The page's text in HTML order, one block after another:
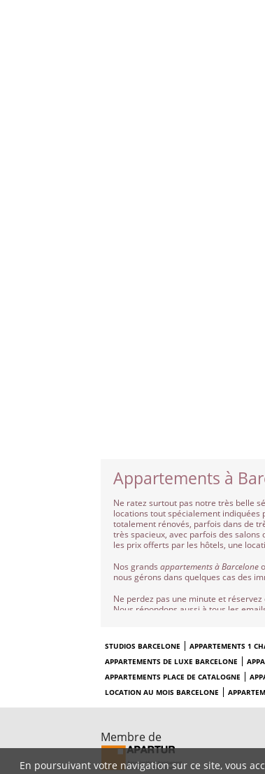
Appartements à
Ne ratez surtout pas notre très belle
locations tout spécialement indiquées
totalement rénovés, parfois dans de
très spacieux, avec parfois des
les prix offerts par les hôtels, une
Nos grands appartements à Barcelone
nous gérons dans quelques cas des
Ne perdez pas une minute et
Nous répondons aussi à tous les
STUDIOS BARCELONE APPARTEMENTS 1
APPARTEMENTS DE LUXE BARCELONE
APPARTEMENTS PLACE DE CATALOGNE
LOCATION AU MOIS BARCELONE
Membre de
En poursuivant votre navigation sur ce site, vous